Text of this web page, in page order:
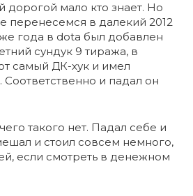
дорогой мало кто знает. Но
перенесемся в далекий 2012
года в dota был добавлен
сундук 9 тиража, в
самый ДК-хук и имел
и падал он
такого нет. Падал себе и
и стоил совсем немного,
если смотреть в денежном